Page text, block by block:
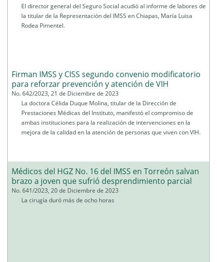
El director general del Seguro Social acudió al informe de labores de
la titular de la Representación del IMSS en Chiapas, María Luisa
Rodea Pimentel.
Firman IMSS y CISS segundo convenio modificatorio
para reforzar prevención y atención de VIH
No. 642/2023, 21 de Diciembre de 2023
La doctora Célida Duque Molina, titular de la Dirección de
Prestaciones Médicas del Instituto, manifestó el compromiso de
ambas instituciones para la realización de intervenciones en la
mejora de la calidad en la atención de personas que viven con VIH.
Médicos del HGZ No. 16 del IMSS en Torreón salvan
brazo a joven que sufrió desprendimiento parcial
No. 641/2023, 20 de Diciembre de 2023
La cirugía duró más de ocho horas